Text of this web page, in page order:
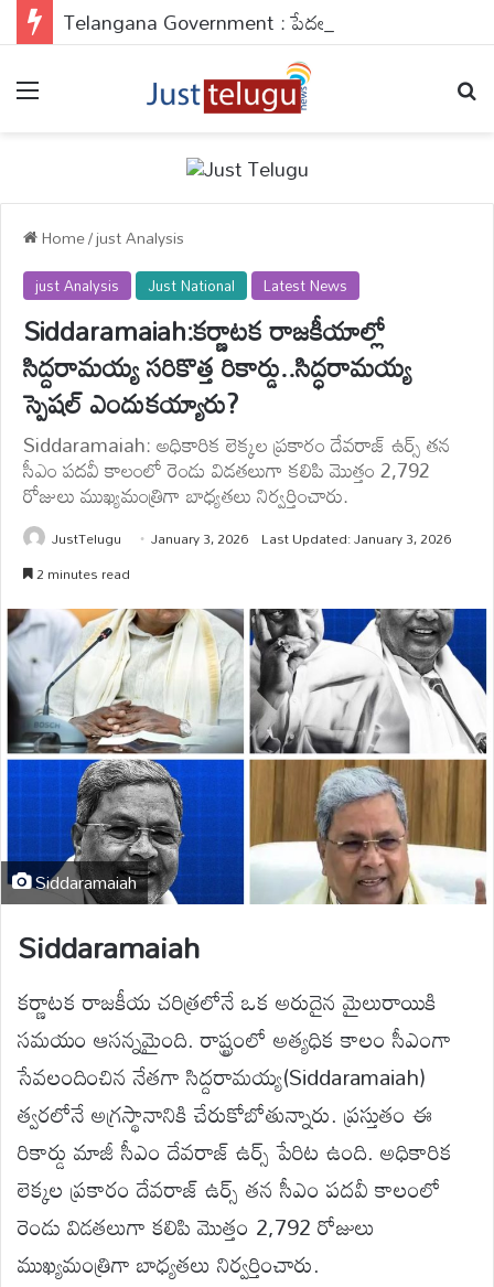
Home/just Analysis
just Analysis Just National Latest News
Siddaramaiah:కర్ణాటక రాజకీయాల్లో
సిద్దరామయ్య సరికొత్త రికార్డు..సిద్ధరామయ్య
స్పెషల్ ఎందుకయ్యారు?
Siddaramaiah: అధికారిక లెక్కల ప్రకారం దేవరాజ్ ఉర్స్ తన
సీఎం పదవీ కాలంలో రెండు విడతలుగా కలిపి మొత్తం 2,792
రోజులు ముఖ్యమంత్రిగా బాధ్యతలు నిర్వర్తించారు.
JustTelugu January 3, 2026 Last Updated: January 3, 2026
2 minutes read
Siddaramaiah
Siddaramaiah
కర్ణాటక రాజకీయ చరిత్రలోనే ఒక అరుదైన మైలురాయికి
సమయం ఆసన్నమైంది. రాష్ట్రంలో అత్యధిక కాలం సీఎంగా
సేవలందించిన నేతగా సిద్దరామయ్య(Siddaramaiah)
త్వరలోనే అగ్రస్థానానికి చేరుకోబోతున్నారు. ప్రస్తుతం ఈ
రికార్డు మాజీ సీఎం దేవరాజ్ ఉర్స్ పేరిట ఉంది. అధికారిక
లెక్కల ప్రకారం దేవరాజ్ ఉర్స్ తన సీఎం పదవీ కాలంలో
రెండు విడతలుగా కలిపి మొత్తం 2,792 రోజులు
ముఖ్యమంత్రిగా బాధ్యతలు నిర్వర్తించారు.